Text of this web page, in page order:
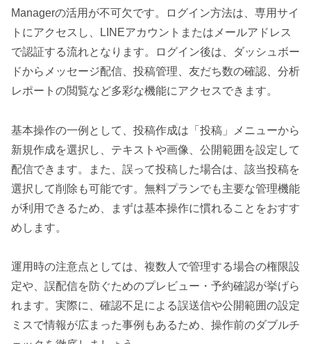
Managerの活用が不可欠です。ログイン方法は、専用サイ
トにアクセスし、LINEアカウントまたはメールアドレス
で認証する流れとなります。ログイン後は、ダッシュボー
ドからメッセージ配信、投稿管理、友だち数の確認、分析
レポートの閲覧など多彩な機能にアクセスできます。
基本操作の一例として、投稿作成は「投稿」メニューから
新規作成を選択し、テキストや画像、公開範囲を設定して
配信できます。また、誤って投稿した場合は、該当投稿を
選択して削除も可能です。無料プランでも主要な管理機能
が利用できるため、まずは基本操作に慣れることをおすす
めします。
運用時の注意点としては、複数人で管理する場合の権限設
定や、誤配信を防ぐためのプレビュー・予約確認が挙げら
れます。実際に、確認不足による誤送信や公開範囲の設定
ミスで情報が広まった事例もあるため、操作前のダブルチ